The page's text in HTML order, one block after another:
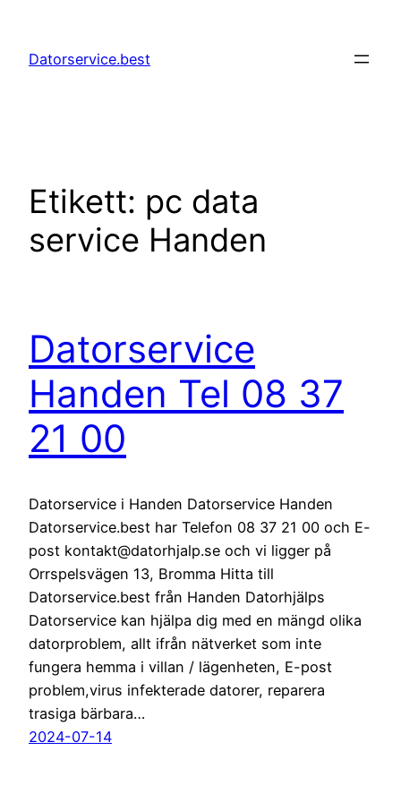
innehåll
Datorservice.best
Etikett: pc data
service Handen
Datorservice
Handen Tel 08 37
21 00
Datorservice i Handen Datorservice Handen
Datorservice.best har Telefon 08 37 21 00 och E-
post kontakt@datorhjalp.se och vi ligger på
Orrspelsvägen 13, Bromma Hitta till
Datorservice.best från Handen Datorhjälps
Datorservice kan hjälpa dig med en mängd olika
datorproblem, allt ifrån nätverket som inte
fungera hemma i villan / lägenheten, E-post
problem,virus infekterade datorer, reparera
trasiga bärbara…
2024-07-14